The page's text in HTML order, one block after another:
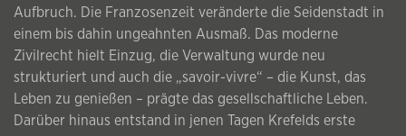
Aufbruch. Die Franzosenzeit veränderte die Seidenstadt in
einem bis dahin ungeahnten Ausmaß. Das moderne
Zivilrecht hielt Einzug, die Verwaltung wurde neu
strukturiert und auch die „savoir-vivre“ – die Kunst, das
Leben zu genießen – prägte das gesellschaftliche Leben.
Darüber hinaus entstand in jenen Tagen Krefelds erste